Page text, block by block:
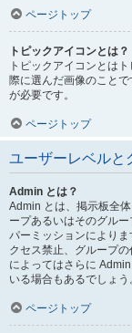
ページトップ
トピックアイコンとは？
トピックアイコンとは
際に選んだ画像のこと
が必要です。
ページトップ
ユーザーレベルと
Admin とは？
Admin とは、掲示板全
ープあるいはそのグル
パーミッションにより
クセス禁止、グループ
によってはさらに
いる場合もあるでしょう
ページトップ